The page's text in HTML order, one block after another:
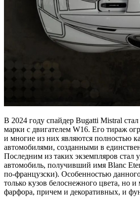
В 2024 году спайдер Bugatti Mistral
марки с двигателем W16. Его тираж
и многие из них являются полностью
автомобилями, созданными в
Последним из таких экземпляров стал
автомобиль, получивший имя Blanc
по-французски). Особенностью
только кузов белоснежного цвета, но
фарфора, причем и декоративных, и